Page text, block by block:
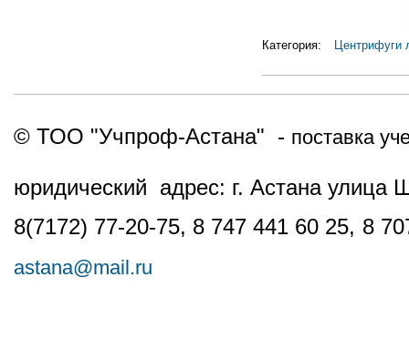
Категория: Центрифуги
© ТОО "Учпроф-Астана" - поставка
юридический адрес: г. Астана
8(7172) 77-20-75, 8 747 441 60 25, 8
astana@mail.ru